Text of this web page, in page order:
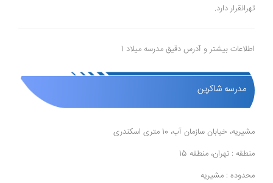
تهرانقرار دارد.
اطلاعات بیشتر و آدرس دقیق مدرسه میلاد 1
مدرسه شاکرین
مشیریه، خیابان سازمان آب، 10 متری اسکندری
منطقه : تهران، منطقه 15
محدوده : مشیریه